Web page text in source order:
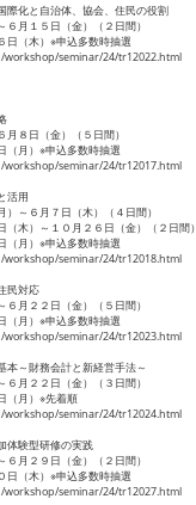
際化と自治体、協会、住民の役割
１５日（金）（２日間）
木）※申込多数時抽選
seminar/24/tr12022.html
日（金）（５日間）
月）※申込多数時抽選
seminar/24/tr12017.html
活用
６月７日（木）（４日間）
）～１０月２６日（金）（２日間）
月）※申込多数時抽選
seminar/24/tr12018.html
民対応
２２日（金）（５日間）
月）※申込多数時抽選
seminar/24/tr12023.html
～財務会計と新経営手法～
２２日（金）（３日間）
月）※先着順
seminar/24/tr12024.html
体験型研修の実践
２９日（金）（２日間）
木）※申込多数時抽選
seminar/24/tr12027.html